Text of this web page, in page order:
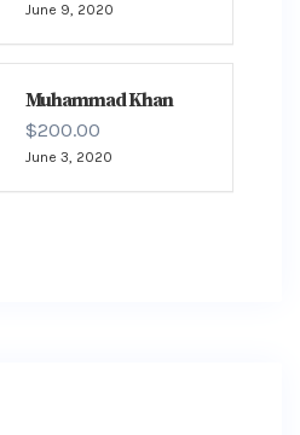
June 9, 2020
Muhammad Khan
$200.00
June 3, 2020